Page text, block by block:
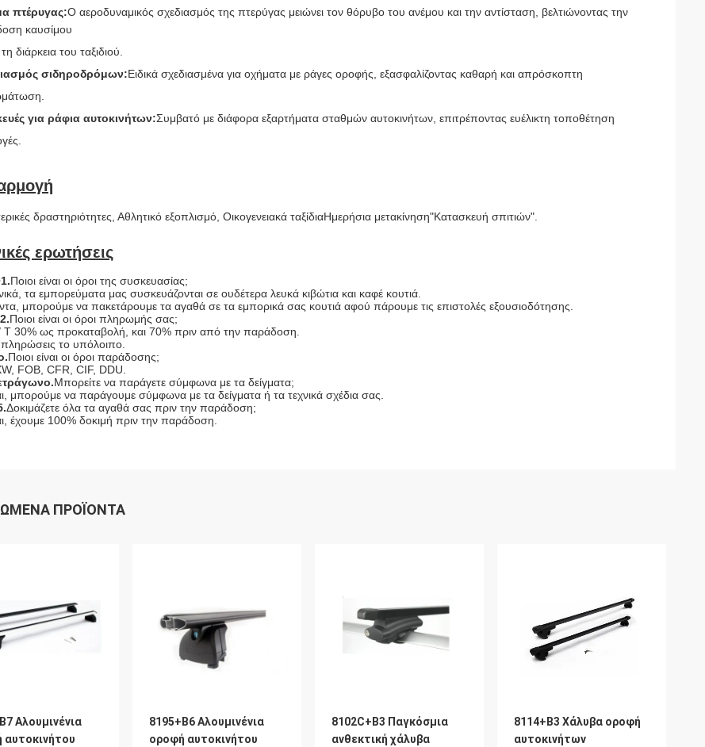
πτέρυγας:Ο αεροδυναμικός σχεδιασμός της πτερύγας μειώνει τον θόρυβο του ανέμου και την αντίσταση, βελτιώνοντας την
καυσίμου
διάρκεια του ταξιδιού.
σιδηροδρόμων:Ειδικά σχεδιασμένα για οχήματα με ράγες οροφής, εξασφαλίζοντας καθαρή και απρόσκοπτη
για ράφια αυτοκινήτων:Συμβατό με διάφορα εξαρτήματα σταθμών αυτοκινήτων, επιτρέποντας ευέλικτη τοποθέτηση
δραστηριότητες , Αθλητικό εξοπλισμό , Οικογενειακά ταξίδιαΗμερήσια μετακίνηση"Κατασκευή σπιτιών".
ερωτήσεις
Ποιοι είναι οι όροι της συσκευασίας;
τα εμπορεύματα μας συσκευάζονται σε ουδέτερα λευκά κιβώτια και καφέ κουτιά.
μπορούμε να πακετάρουμε τα αγαθά σε τα εμπορικά σας κουτιά αφού πάρουμε τις επιστολές εξουσιοδότησης.
Ποιοι είναι οι όροι πληρωμής σας;
T 30% ως προκαταβολή, και 70% πριν από την παράδοση.
το υπόλοιπο.
Ποιοι είναι οι όροι παράδοσης;
FOB, CFR, CIF, DDU.
Μπορείτε να παράγετε σύμφωνα με τα δείγματα;
μπορούμε να παράγουμε σύμφωνα με τα δείγματα ή τα τεχνικά σχέδια σας.
Δοκιμάζετε όλα τα αγαθά σας πριν την παράδοση;
έχουμε 100% δοκιμή πριν την παράδοση.
ΠΡΟΪΌΝΤΑ
Αλουμινένια
αυτοκινήτου
8195+B6 Αλουμινένια
οροφή αυτοκινήτου
8102C+B3 Παγκόσμια
ανθεκτική χάλυβα
8114+B3 Χάλυβα οροφή
αυτοκινήτων